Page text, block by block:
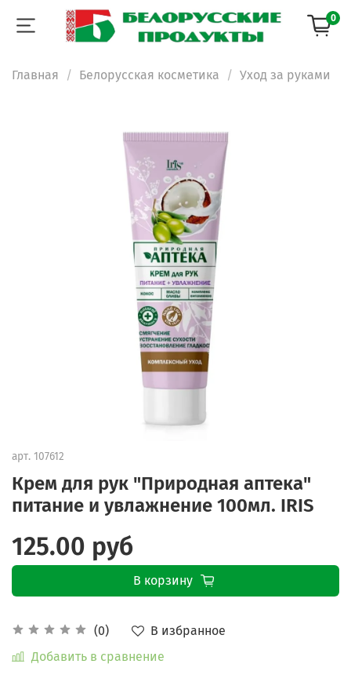
0
Главная Белорусская косметика Уход за руками
арт. 107612
Крем для рук "Природная аптека"
питание и увлажнение 100мл. IRIS
(0)
В избранное
Добавить в сравнение
125.00 руб
В корзину